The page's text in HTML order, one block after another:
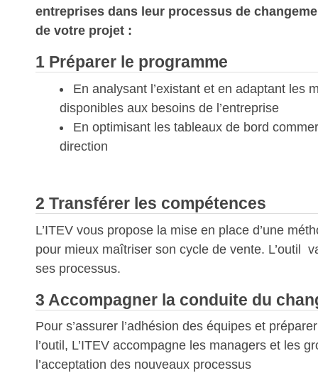
entreprises dans leur processus de
de votre projet :
1 Préparer le programme
En analysant l’existant et en adaptant les
disponibles aux besoins de l’entreprise
En optimisant les tableaux de bord
direction
2 Transférer les compétences
L’ITEV vous propose la mise en place d’une
pour mieux maîtriser son cycle de vente. L’outil
ses processus.
3 Accompagner la conduite du
Pour s’assurer l’adhésion des équipes et
l’outil, L’ITEV accompagne les managers et les
l’acceptation des nouveaux processus